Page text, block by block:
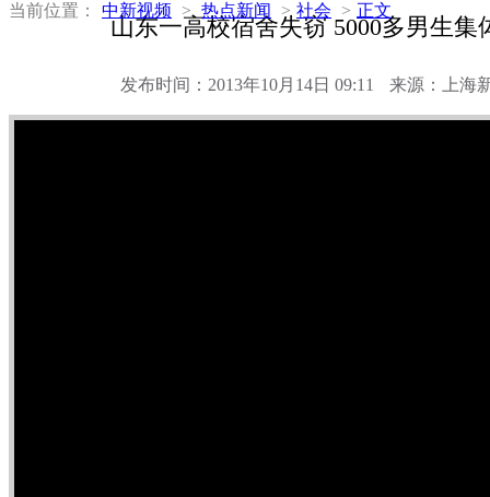
当前位置： 中新视频 > 热点新闻 > 社会 > 正文
山东一高校宿舍失窃 5000多男生集
发布时间：2013年10月14日 09:11 来源：上海